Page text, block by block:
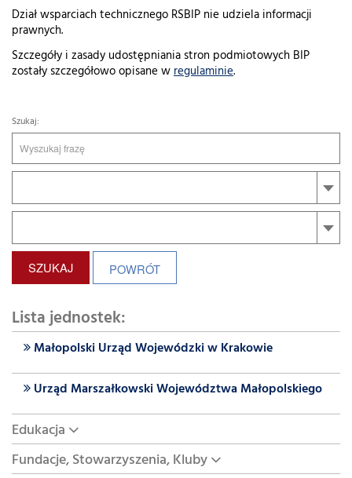
Dział wsparciach technicznego RSBIP nie udziela informacji
prawnych.
Szczegóły i zasady udostępniania stron podmiotowych BIP
zostały szczegółowo opisane wregulaminie.
Szukaj:
SZUKAJ POWRÓT
Lista jednostek:
Małopolski Urząd Wojewódzki w Krakowie
Urząd Marszałkowski Województwa Małopolskiego
Edukacja
Fundacje, Stowarzyszenia, Kluby